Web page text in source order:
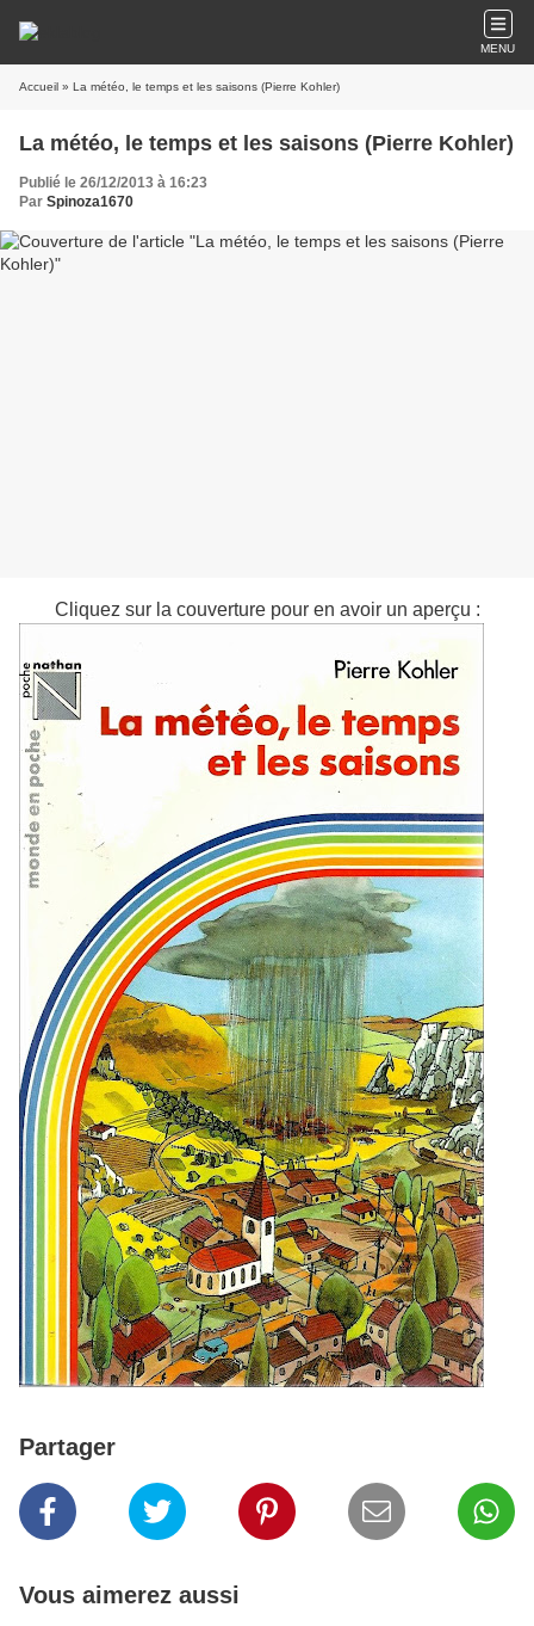
MENU
Accueil » La météo, le temps et les saisons (Pierre Kohler)
La météo, le temps et les saisons (Pierre Kohler)
Publié le 26/12/2013 à 16:23
Par Spinoza1670
Cliquez sur la couverture pour en avoir un aperçu :
Partager
Vous aimerez aussi